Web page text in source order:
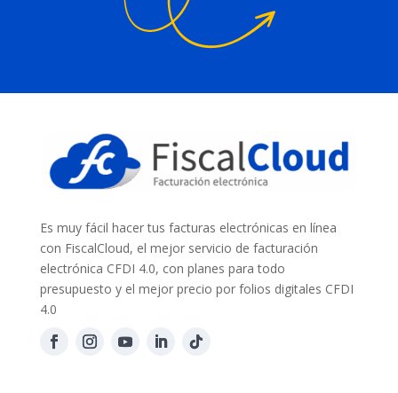
Es muy fácil hacer tus facturas electrónicas en línea
con FiscalCloud, el mejor servicio de facturación
electrónica CFDI 4.0, con planes para todo
presupuesto y el mejor precio por folios digitales CFDI
4.0